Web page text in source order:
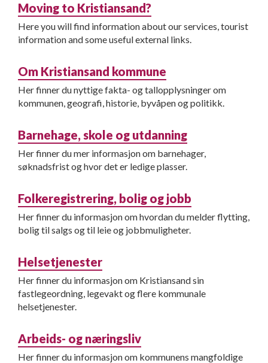
Moving to Kristiansand?
Here you will find information about our services, tourist
information and some useful external links.
Om Kristiansand kommune
Her finner du nyttige fakta- og tallopplysninger om
kommunen, geografi, historie, byvåpen og politikk.
Barnehage, skole og utdanning
Her finner du mer informasjon om barnehager,
søknadsfrist og hvor det er ledige plasser.
Folkeregistrering, bolig og jobb
Her finner du informasjon om hvordan du melder flytting,
bolig til salgs og til leie og jobbmuligheter.
Helsetjenester
Her finner du informasjon om Kristiansand sin
fastlegeordning, legevakt og flere kommunale
helsetjenester.
Arbeids- og næringsliv
Her finner du informasjon om kommunens mangfoldige